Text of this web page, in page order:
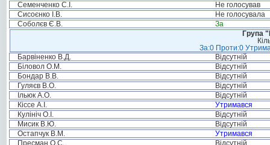
Семенченко С.І.
Не голосував
Сисоєнко І.В.
Не голосувала
Соболєв Є.В.
За
Група
За:0 Проти:0
Барвіненко В.Д.
Відсутній
Біловол О.М.
Відсутній
Бондар В.В.
Відсутній
Гуляєв В.О.
Відсутній
Ільюк А.О.
Відсутній
Кіссе А.І.
Утримався
Кулініч О.І.
Відсутній
Мисик В.Ю.
Відсутній
Остапчук В.М.
Утримався
Пресман О.С.
Відсутній